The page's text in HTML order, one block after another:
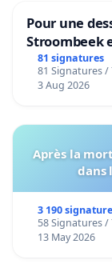
Pour une
Stroombeek
bediening
Voor
81 signatures
81 Signatures /
3 Aug 2026
Après la
dans
3 190
58 Signatures /
13 May 2026